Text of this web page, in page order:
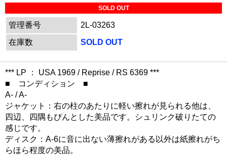
SOLD OUT
管理番号
2L-03263
在庫数
SOLD OUT
*** LP ： USA 1969 / Reprise / RS 6369 ***
■ コンディション ■
A- / A-
ジャケット：右の柱のあたりに軽い擦れが見られる他は、
四辺、四隅もぴんとした美品です。シュリンク破りたての
感じです。
ディスク：A-6に音に出ない薄擦れがある以外は紙擦れがち
らほら程度の美品。